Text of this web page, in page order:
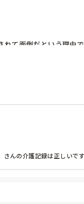
て面倒だという理由
んの介護記録は正しいです